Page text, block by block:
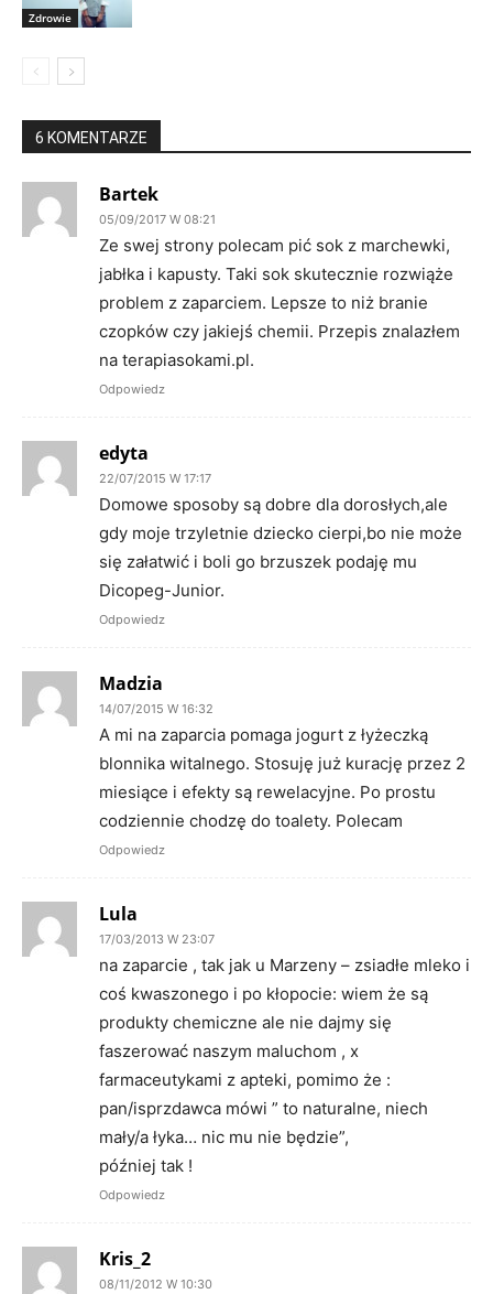
Zdrowie
6 KOMENTARZE
Bartek
05/09/2017 W 08:21
Ze swej strony polecam pić sok z marchewki,
jabłka i kapusty. Taki sok skutecznie rozwiąże
problem z zaparciem. Lepsze to niż branie
czopków czy jakiejś chemii. Przepis znalazłem
na terapiasokami.pl.
Odpowiedz
edyta
22/07/2015 W 17:17
Domowe sposoby są dobre dla dorosłych,ale
gdy moje trzyletnie dziecko cierpi,bo nie może
się załatwić i boli go brzuszek podaję mu
Dicopeg-Junior.
Odpowiedz
Madzia
14/07/2015 W 16:32
A mi na zaparcia pomaga jogurt z łyżeczką
blonnika witalnego. Stosuję już kurację przez 2
miesiące i efekty są rewelacyjne. Po prostu
codziennie chodzę do toalety. Polecam
Odpowiedz
Lula
17/03/2013 W 23:07
na zaparcie , tak jak u Marzeny – zsiadłe mleko i
coś kwaszonego i po kłopocie: wiem że są
produkty chemiczne ale nie dajmy się
faszerować naszym maluchom , x
farmaceutykami z apteki, pomimo że :
pan/isprzdawca mówi ” to naturalne, niech
mały/a łyka… nic mu nie będzie”,
później tak !
Odpowiedz
Kris_2
08/11/2012 W 10:30